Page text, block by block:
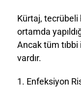
Kürtaj, tecrübeli
ortamda
Ancak tüm
vardır.
Enfeksiyon